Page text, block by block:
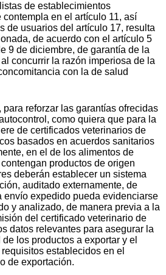
de establecimientos
contempla en el artículo 11, así
de usuarios del artículo 17, resulta
de acuerdo con el artículo 5
9 de diciembre, de garantía de la
concurrir la razón imperiosa de la
con la de salud
para reforzar las garantías ofrecidas
como quiera que para la
de certificados veterinarios de
basados en acuerdos sanitarios
en el de los alimentos de
productos de origen
deberán establecer un sistema
auditado externamente, de
envío expedido pueda evidenciarse
y analizado, de manera previa a la
del certificado veterinario de
datos relevantes para asegurar la
los productos a exportar y el
establecidos en el
de exportación.